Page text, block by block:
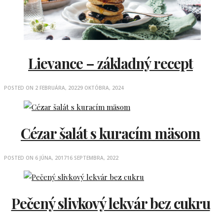
Lievance – základný recept
POSTED ON 2 FEBRUÁRA, 20229 OKTÓBRA, 2024
Cézar šalát s kuracím mäsom
POSTED ON 6 JÚNA, 201716 SEPTEMBRA, 2022
Pečený slivkový lekvár bez cukru